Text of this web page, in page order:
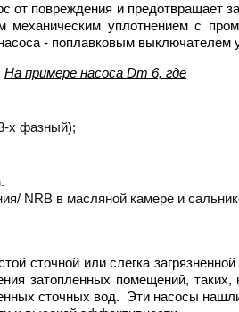
повреждения и предотвращает
механическим уплотнением с
- поплавковым выключателем
На примере насоса Dm 6, где
х фазный);
.
NRB в масляной камере и
сточной или слегка
затопленных помещений, таких,
сточных вод. Эти насосы